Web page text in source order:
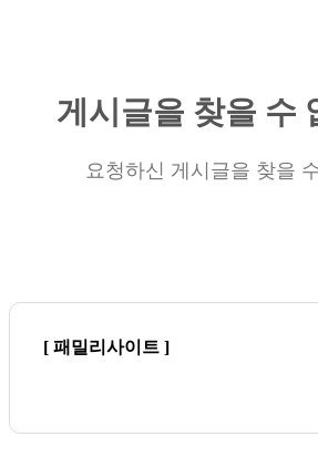
게시글을 찾을 수
요청하신 게시글을 찾을
[ 패밀리사이트 ]